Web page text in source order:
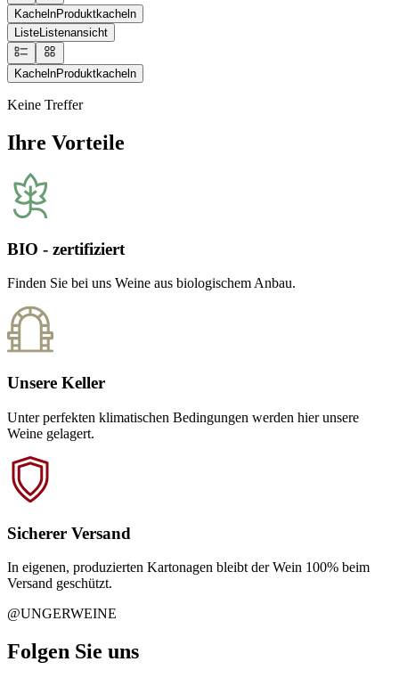
KachelnProduktkacheln
ListeListenansicht
KachelnProduktkacheln
Keine Treffer
Ihre Vorteile
BIO - zertifiziert
Finden Sie bei uns Weine aus biologischem Anbau.
Unsere Keller
Unter perfekten klimatischen Bedingungen werden hier unsere
Weine gelagert.
Sicherer Versand
In eigenen, produzierten Kartonagen bleibt der Wein 100% beim
Versand geschützt.
@UNGERWEINE
Folgen Sie uns